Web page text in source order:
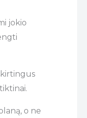
jokio
o ne